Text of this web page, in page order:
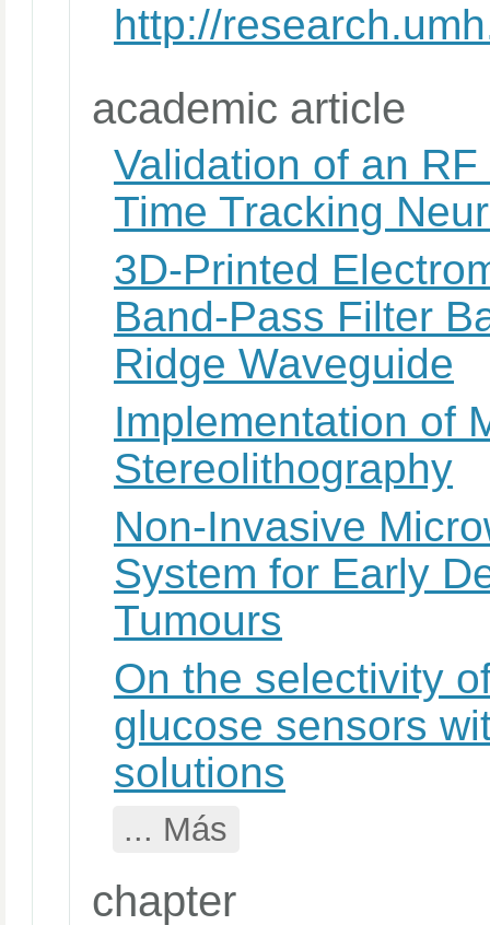
http://
academic article
Validation of an
Time Tracking
3D-Printed
Band-Pass Filter
Ridge Waveguide
Implementation of
Stereolithography
Non-Invasive
System for Early
Tumours
On the selectivity
glucose sensors
solutions
... Más
chapter